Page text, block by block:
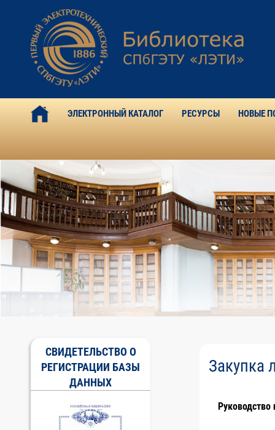
ЭЛЕКТРОННЫЙ КАТАЛОГ РЕСУРСЫ НОВЫЕ
СВИДЕТЕЛЬСТВО О
РЕГИСТРАЦИИ БАЗЫ
ДАННЫХ
Закупка